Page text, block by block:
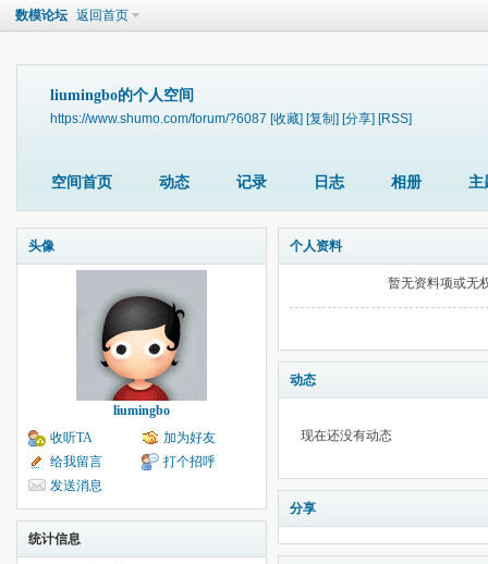
数模论坛 返回首页
liumingbo的个人空间
https://www.shumo.com/forum/?6087 [收藏] [复制] [分享] [RSS]
空间首页 动态 记录 日志 相册 主
头像
liumingbo
收听TA
加为好友
给我留言
打个招呼
发送消息
统计信息
个人资料
暂无资料项或无
动态
现在还没有动态
分享